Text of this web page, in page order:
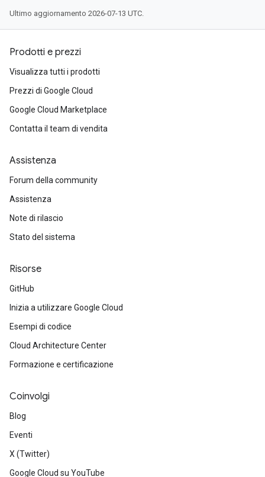
Ultimo aggiornamento 2026-07-13 UTC.
Prodotti e prezzi
Visualizza tutti i prodotti
Prezzi di Google Cloud
Google Cloud Marketplace
Contatta il team di vendita
Assistenza
Forum della community
Assistenza
Note di rilascio
Stato del sistema
Risorse
GitHub
Inizia a utilizzare Google Cloud
Esempi di codice
Cloud Architecture Center
Formazione e certificazione
Coinvolgi
Blog
Eventi
X (Twitter)
Google Cloud su YouTube